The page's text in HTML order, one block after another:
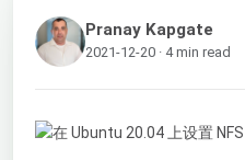
Pranay Kapgate
2021-12-20 · 4 min read